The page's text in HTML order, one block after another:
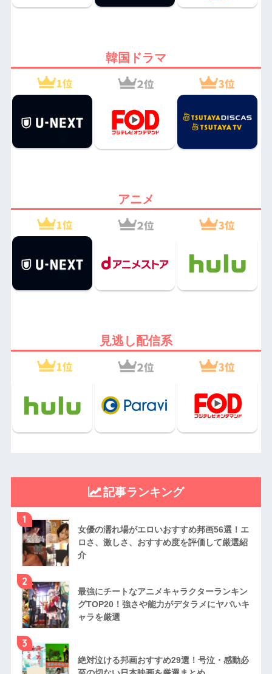
韓国ドラマ
アニメ
見逃し配信系
記事ランキング
1
女優の濡れ場がエロいおすすめ邦画56選！エ
ロさ、激しさ、おすすめ度を評価して厳選紹
介
2
最強にチートなアニメキャラクターランキン
グTOP20！強さや能力がデタラメにヤバいキ
ャラを厳選
3
絶対泣ける邦画おすすめ29選！号泣・感動必